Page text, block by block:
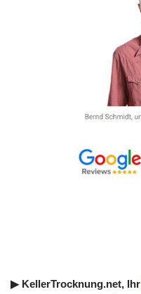
▶︎ KellerTrocknung.net, Ihr